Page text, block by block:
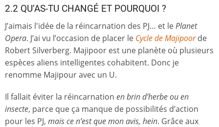
2.2 QU’AS-TU CHANGÉ ET POURQUOI ?
J’aimais l'idée de la réincarnation des PJ… et lePlanet
Opera. J’ai vu l’occasion de placer le Cycle de Majipoorde
Robert Silverberg. Majipoor est une planète où plusieurs
espèces aliens intelligentes cohabitent. Donc je
renomme Majipour avec un U.
Il fallait éviter la réincarnation en brin d’herbe ou en
insecte, parce que ça manque de possibilités d’action
pour les PJ, mais ce n’est que mon avis, hein. Grâce aux